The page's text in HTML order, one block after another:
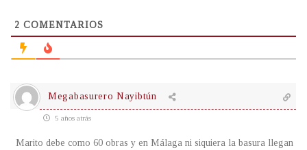
2 COMENTARIOS
Megabasurero Nayibtún
5 años atrás
Marito debe como 60 obras y en Málaga ni siquiera la basura llegan